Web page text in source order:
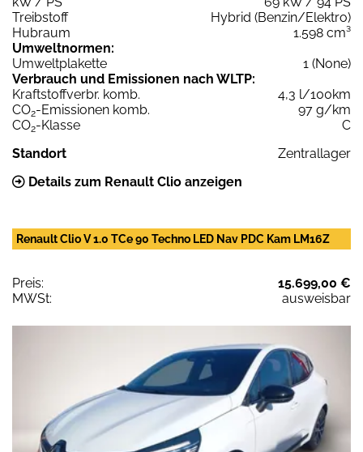
Treibstoff
Hybrid (Benzin/Elektro)
Hubraum
1.598 cm³
Umweltnormen:
Umweltplakette
1 (None)
Verbrauch und Emissionen nach WLTP:
Kraftstoffverbr. komb.
4,3 l/100km
CO2-Emissionen komb.
97 g/km
CO2-Klasse
C
Standort
Zentrallager
Details zum Renault Clio anzeigen
Renault Clio V 1.0 TCe 90 Techno LED Nav PDC Kam LM16Z
Preis:
15.699,00 €
MWSt:
ausweisbar